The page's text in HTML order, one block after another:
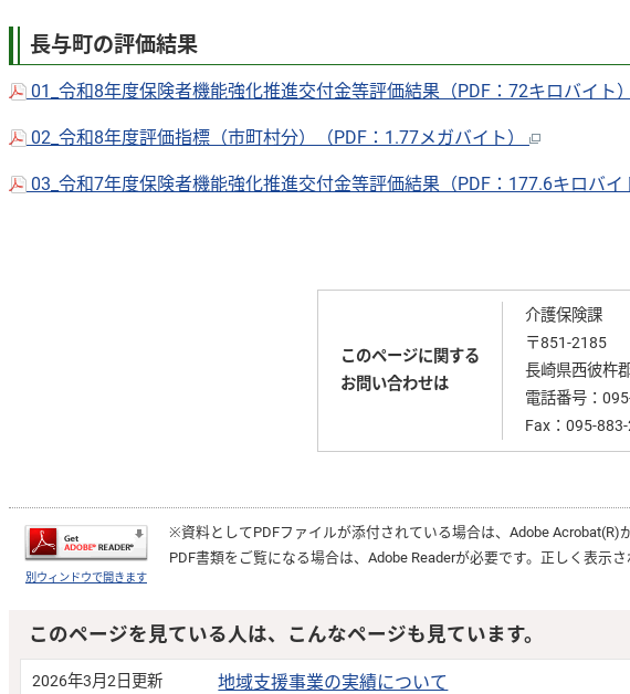
長与町の評価結果
01_令和8年度保険者機能強化推進交付金等評価結果（PDF：72キロバイト）
02_令和8年度評価指標（市町村分）（PDF：1.77メガバイト）
03_令和7年度保険者機能強化推進交付金等評価結果（PDF：177.6キロバイ
このページに関する
お問い合わせは
介護保険課
〒851-2185
長崎県西彼杵
電話番号：
Fax：095-883-
別ウィンドウで開きます
※資料としてPDFファイルが添付されている場合は、 Adobe Acrobat(R)
PDF書類をご覧になる場合は、 Adobe Readerが必要です。正しく表示
このページを見ている人は、こんなページも見ています。
2026年3月2日更新 地域支援事業の実績について